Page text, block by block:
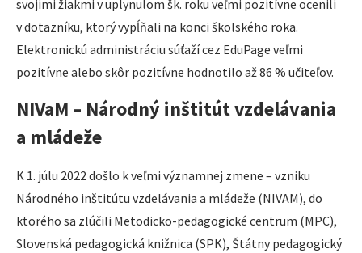
svojimi žiakmi v uplynulom šk. roku veľmi pozitívne ocenili
v dotazníku, ktorý vypĺňali na konci školského roka.
Elektronickú administráciu súťaží cez EduPage veľmi
pozitívne alebo skôr pozitívne hodnotilo až 86 % učiteľov.
NIVaM – Národný inštitút vzdelávania
a mládeže
K 1. júlu 2022 došlo k veľmi významnej zmene – vzniku
Národného inštitútu vzdelávania a mládeže (NIVAM), do
ktorého sa zlúčili Metodicko-pedagogické centrum (MPC),
Slovenská pedagogická knižnica (SPK), Štátny pedagogický